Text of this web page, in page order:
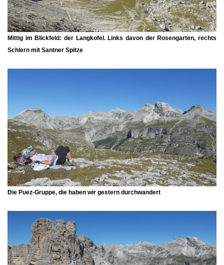
Mittig im Blickfeld: der Langkofel. Links davon derRosengarten, rechts
Schlern mit Santner Spitze
Die Puez-Gruppe, die haben wir gestern durchwandert